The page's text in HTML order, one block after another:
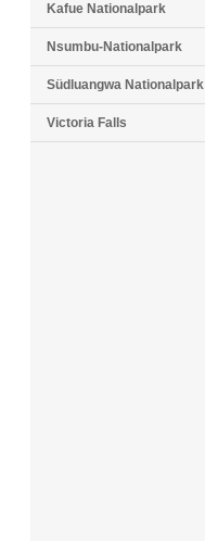
Kafue Nationalpark
Nsumbu-Nationalpark
Südluangwa Nationalpark
Victoria Falls